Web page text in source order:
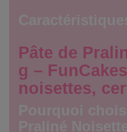
Pâte de
g –
noisettes,